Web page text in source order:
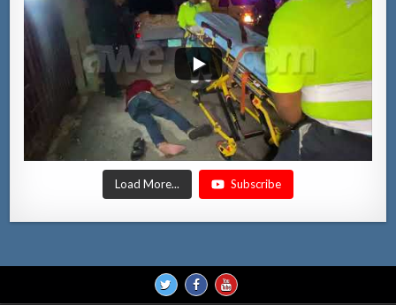
Load More... Subscribe